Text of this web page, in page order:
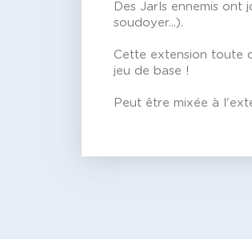
Des Jarls ennemis
soudoyer...).
Cette extension toute
jeu de base !
Peut être mixée à